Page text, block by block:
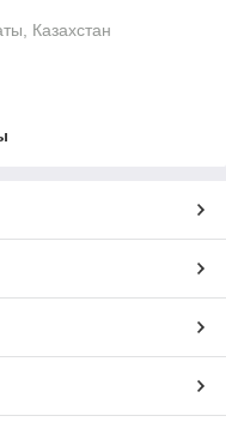
Казахстан